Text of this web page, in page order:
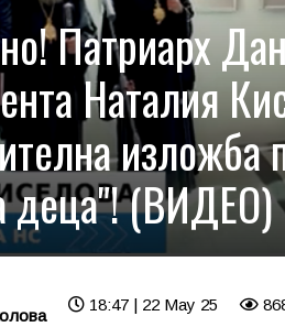
Патриарх
Наталия
деца"! (ВИДЕО)
18:47 | 22 May 25